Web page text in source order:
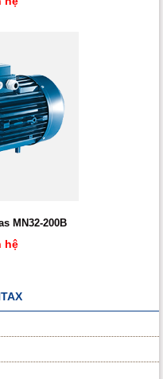
MN32-200B
hệ